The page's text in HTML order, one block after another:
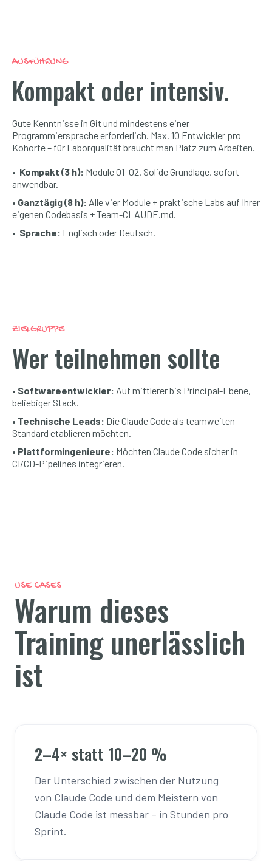
AUSFÜHRUNG
Kompakt oder intensiv.
Gute Kenntnisse in Git und mindestens einer
Programmiersprache erforderlich. Max. 10 Entwickler pro
Kohorte – für Laborqualität braucht man Platz zum Arbeiten.
• Kompakt (3 h): Module 01–02. Solide Grundlage, sofort
anwendbar.
• Ganztägig (8 h): Alle vier Module + praktische Labs auf Ihrer
eigenen Codebasis + Team-CLAUDE.md.
• Sprache: Englisch oder Deutsch.
ZIELGRUPPE
Wer teilnehmen sollte
• Softwareentwickler: Auf mittlerer bis Principal-Ebene,
beliebiger Stack.
• Technische Leads: Die Claude Code als teamweiten
Standard etablieren möchten.
• Plattformingenieure: Möchten Claude Code sicher in
CI/CD-Pipelines integrieren.
USE CASES
Warum dieses
Training unerlässlich
ist
2–4× statt 10–20 %
Der Unterschied zwischen der Nutzung
von Claude Code und dem Meistern von
Claude Code ist messbar – in Stunden pro
Sprint.